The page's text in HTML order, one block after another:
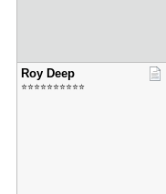
Roy Deep
⭐⭐⭐⭐⭐⭐⭐⭐⭐⭐